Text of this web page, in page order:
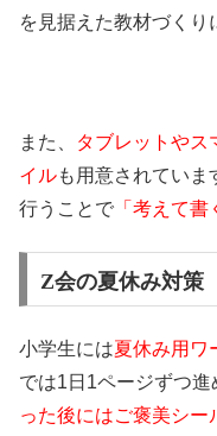
を見据えた教材づくり
また、
タブレットやス
イルも用意されてい
行うことで 「考えて書
Z会の夏休み対策
小学生には夏休み用ワ
では1日1ページずつ進
った後にはご褒美シ